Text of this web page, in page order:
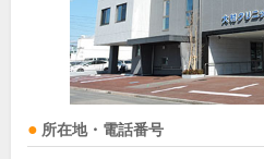
所在地・電話番号